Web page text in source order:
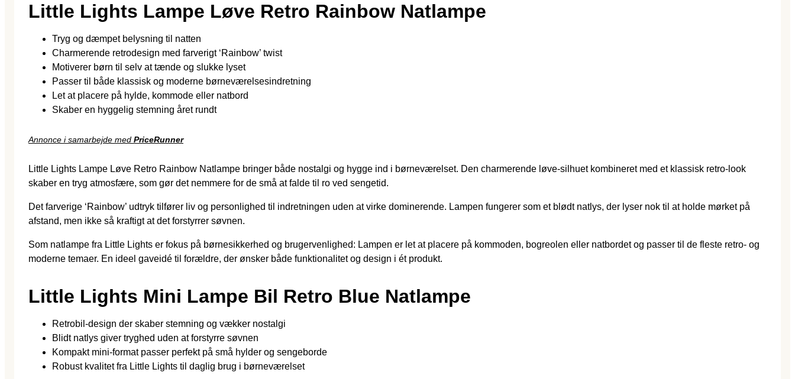
Little Lights Lampe Løve Retro Rainbow Natlampe
Tryg og dæmpet belysning til natten
Charmerende retrodesign med farverigt ‘Rainbow’ twist
Motiverer børn til selv at tænde og slukke lyset
Passer til både klassisk og moderne børneværelsesindretning
Let at placere på hylde, kommode eller natbord
Skaber en hyggelig stemning året rundt
Annonce i samarbejde med PriceRunner
Little Lights Lampe Løve Retro Rainbow Natlampe bringer både nostalgi og hygge ind i børneværelset. Den charmerende løve-silhuet kombineret med et klassisk retro-look
skaber en tryg atmosfære, som gør det nemmere for de små at falde til ro ved sengetid.
Det farverige ‘Rainbow’ udtryk tilfører liv og personlighed til indretningen uden at virke dominerende. Lampen fungerer som et blødt natlys, der lyser nok til at holde mørket på
afstand, men ikke så kraftigt at det forstyrrer søvnen.
Som natlampe fra Little Lights er fokus på børnesikkerhed og brugervenlighed: Lampen er let at placere på kommoden, bogreolen eller natbordet og passer til de fleste retro- og
moderne temaer. En ideel gaveidé til forældre, der ønsker både funktionalitet og design i ét produkt.
Little Lights Mini Lampe Bil Retro Blue Natlampe
Retrobil-design der skaber stemning og vækker nostalgi
Blidt natlys giver tryghed uden at forstyrre søvnen
Kompakt mini-format passer perfekt på små hylder og sengeborde
Robust kvalitet fra Little Lights til daglig brug i børneværelset